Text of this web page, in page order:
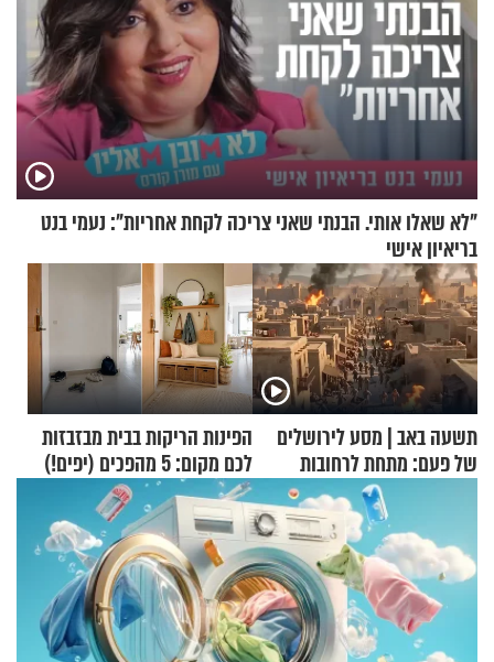
"לא שאלו אותי. הבנתי שאני צריכה לקחת אחריות": נעמי בנט
בריאיון אישי
תשעה באב | מסע לירושלים
של פעם: מתחת לרחובות
הפינות הריקות בבית מבזבזות
לכם מקום: 5 מהפכים (יפים!)
שאפשר לעשות כבר היום